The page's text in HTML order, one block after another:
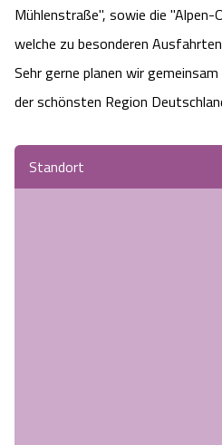
Mühlenstraße", sowie die
welche zu besonderen
Sehr gerne planen wir
der schönsten Region
Standort